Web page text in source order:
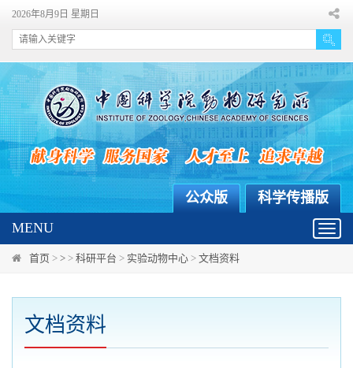
2026年8月9日 星期日
科学传播版
公众版
MENU
首页 > > > 科研平台 > 实验动物中心 > 文档资料
文档资料